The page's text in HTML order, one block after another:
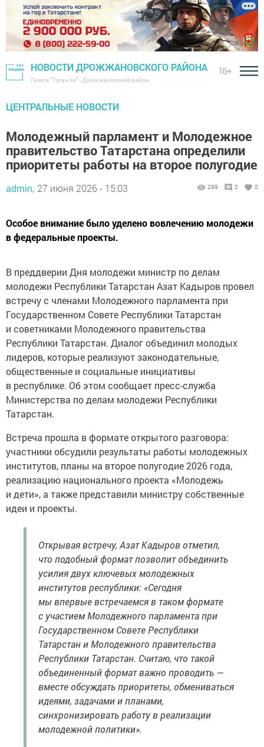
НОВОСТИ ДРОЖЖАНОВСКОГО РАЙОНА
Газета "Туган як" - Дрожжановский район
16+
ЦЕНТРАЛЬНЫЕ НОВОСТИ
Молодежный парламент и Молодежное
правительство Татарстана определили
приоритеты работы на второе полугодие
admin, 27 июня 2026 - 15:03 299 0 0
Особое внимание было уделено вовлечению молодежи
в федеральные проекты.
В преддверии Дня молодежи министр по делам
молодежи Республики Татарстан Азат Кадыров провел
встречу с членами Молодежного парламента при
Государственном Совете Республики Татарстан
и советниками Молодежного правительства
Республики Татарстан. Диалог объединил молодых
лидеров, которые реализуют законодательные,
общественные и социальные инициативы
в республике. Об этом сообщает пресс-служба
Министерства по делам молодежи Республики
Татарстан.
Встреча прошла в формате открытого разговора:
участники обсудили результаты работы молодежных
институтов, планы на второе полугодие 2026 года,
реализацию национального проекта «Молодежь
и дети», а также представили министру собственные
идеи и проекты.
Открывая встречу, Азат Кадыров отметил,
что подобный формат позволит объединить
усилия двух ключевых молодежных
институтов республики: «Сегодня
мы впервые встречаемся в таком формате
с участием Молодежного парламента при
Государственном Совете Республики
Татарстан и Молодежного правительства
Республики Татарстан. Считаю, что такой
объединенный формат важно проводить —
вместе обсуждать приоритеты, обмениваться
идеями, задачами и планами,
синхронизировать работу в реализации
молодежной политики».